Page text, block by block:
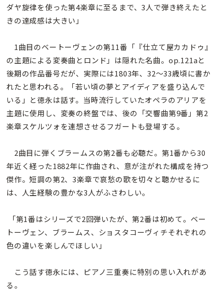
ダヤ旋律を使った第4楽章に至るまで、3人で弾き終えたと
きの達成感は大きい」
1曲目のベートーヴェンの第11番「『仕立て屋カカドゥ』
の主題による変奏曲とロンド」は隠れた名曲。op.121aと
後期の作品番号だが、実際には1803年、32〜33歳頃に書か
れたと思われる。「若い頃の夢とアイディアを盛り込んで
いる」と徳永は話す。当時流行していたオペラのアリアを
主題に使用し、変奏の終盤では、後の「交響曲第9番」第2
楽章スケルツォを連想させるフガートも登場する。
2曲目に弾くブラームスの第2番も必聴だ。第1番から30
年近く経った1882年に作曲され、意が注がれた構成を持つ
傑作。短調の第2、3楽章で哀愁の歌を切々と聴かせるに
は、人生経験の豊かな3人がふさわしい。
「第1番はシリーズで2回弾いたが、第2番は初めて。ベー
トーヴェン、ブラームス、ショスタコーヴィチそれぞれの
色の違いを楽しんでほしい」
こう話す徳永には、ピアノ三重奏に特別の思い入れがあ
る。